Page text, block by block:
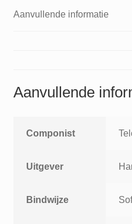
mixed
Aanvullende informatie
Aanvullende
Componist
Uitgever
Bindwijze